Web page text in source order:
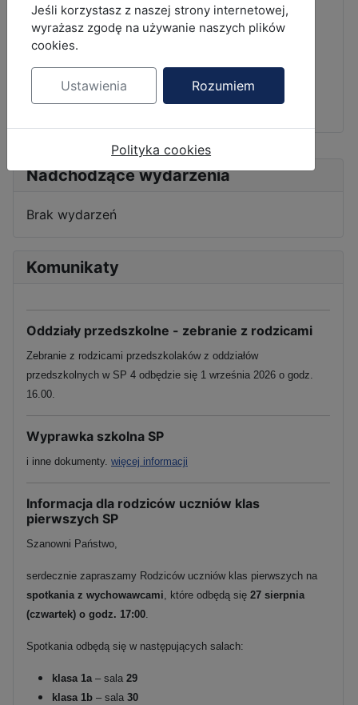
Nadchodzące wydarzenia
Brak wydarzeń
Komunikaty
Oddziały przedszkolne - zebranie z rodzicami
Zebranie z rodzicami przedszkolaków z oddziałów
przedszkolnych w SP 4 odbędzie się 1 września 2026 o godz.
16.00.
Wyprawka szkolna SP
i inne dokumenty. więcej informacji
Informacja dla rodziców uczniów klas
pierwszych SP
Szanowni Państwo,
serdecznie zapraszamy Rodziców uczniów klas pierwszych na
spotkania z wychowawcami, które odbędą się 27 sierpnia
(czwartek) o godz. 17:00.
Spotkania odbędą się w następujących salach:
klasa 1a– sala 29
klasa 1b – sala 30
MOD_JBCOOKIES_LANG_HEADER_DEFAULT
Jeśli korzystasz z naszej strony internetowej,
wyrażasz zgodę na używanie naszych plików
cookies.
Ustawienia Rozumiem
Polityka cookies